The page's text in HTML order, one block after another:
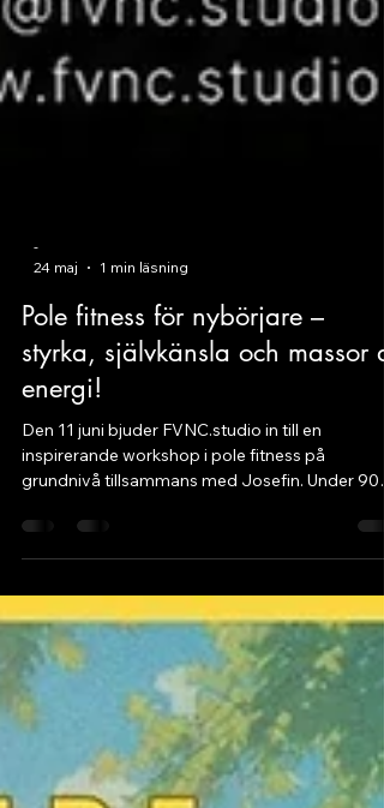
-
24 maj
1 min läsning
Pole fitness för nybörjare –
styrka, självkänsla och massor
energi!
Den 11 juni bjuder FVNC.studio in till en
grundnivå tillsammans med Josefin. Under 90
minuter får du upptäcka en träningsform som
– samtidigt som du har riktigt kul! Workshopen
passar perfekt för nybörjare och inga
förkunskaper krävs. Fokus ligger på att lära sig
grunderna i en trygg och peppande miljö där
får utvecklas i sin egen takt. Pole fitness handlar
inte om att kunna prestera